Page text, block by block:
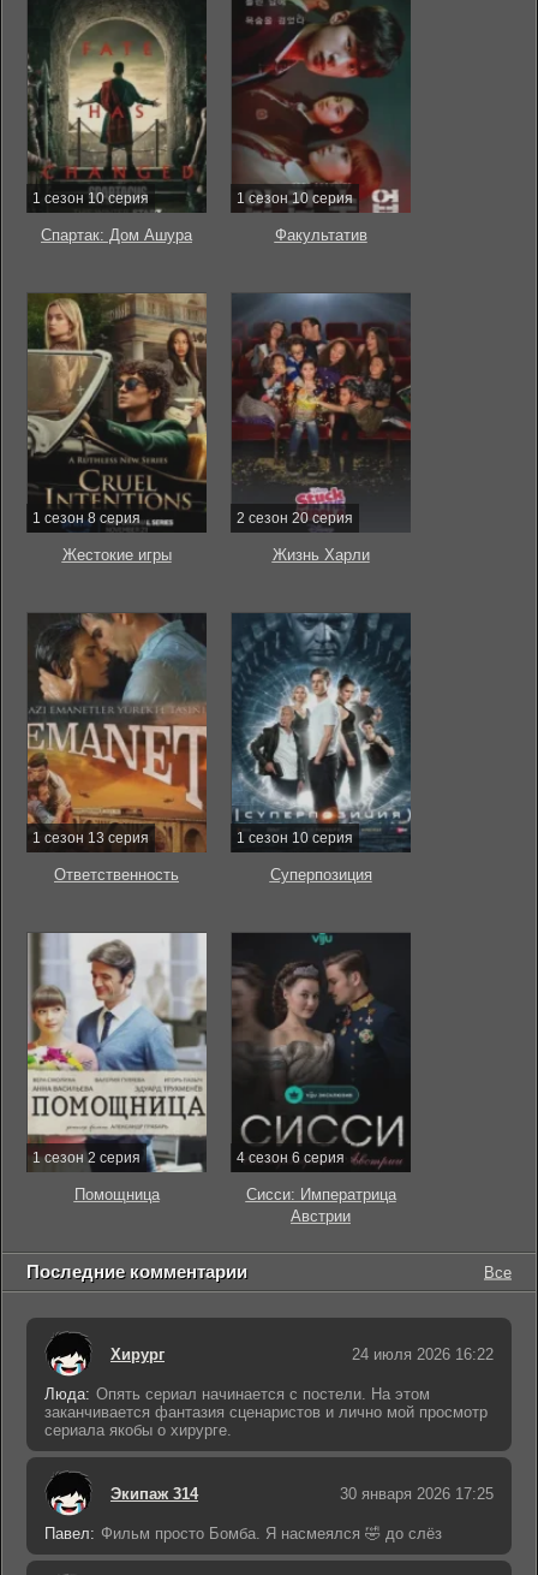
1 сезон 10 серия
Спартак: Дом Ашура
1 сезон 10 серия
Факультатив
1 сезон 8 серия
Жестокие игры
2 сезон 20 серия
Жизнь Харли
1 сезон 13 серия
Ответственность
1 сезон 10 серия
Суперпозиция
1 сезон 2 серия
Помощница
4 сезон 6 серия
Сисси: Императрица
Австрии
Последние комментарии Все
Хирург 24 июля 2026 16:22
Люда: Опять сериал начинается с постели. На этом
заканчивается фантазия сценаристов и лично мой просмотр
сериала якобы о хирурге.
Экипаж 314 30 января 2026 17:25
Павел: Фильм просто Бомба. Я насмеялся 🤣 до слёз